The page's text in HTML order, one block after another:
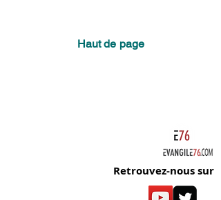
Haut de page
Retrouvez-nous sur